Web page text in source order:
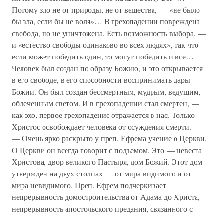
Потому зло не от природы, не от вещества, — «не было
бы зла, если бы не воля»… В грехопадении повреждена
свобода, но не уничтожена. Есть возможность выбора, —
и «естество свободы одинаково во всех людях», так что
если может победить один, то могут победить и все…
Человек был создан по образу Божию, и это открывается
в его свободе, в его способности воспринимать дары
Божии. Он был создан бессмертным, мудрым, ведущим,
облеченным светом. И в грехопадении стал смертен, —
как эхо, первое грехопадение отражается в нас. Только
Христос освобождает человека от осуждения смерти.
— Очень ярко раскрыто у преп. Ефрема учение о Церкви.
О Церкви он всегда говорит с подъемом. Это — невеста
Христова, двор великого Пастыря, дом Божий. Этот дом
утвержден на двух столпах — от мира видимого и от
мира невидимого. Преп. Ефрем подчеркивает
непрерывность домостроительства от Адама до Христа,
непрерывность апостольского предания, связанного с